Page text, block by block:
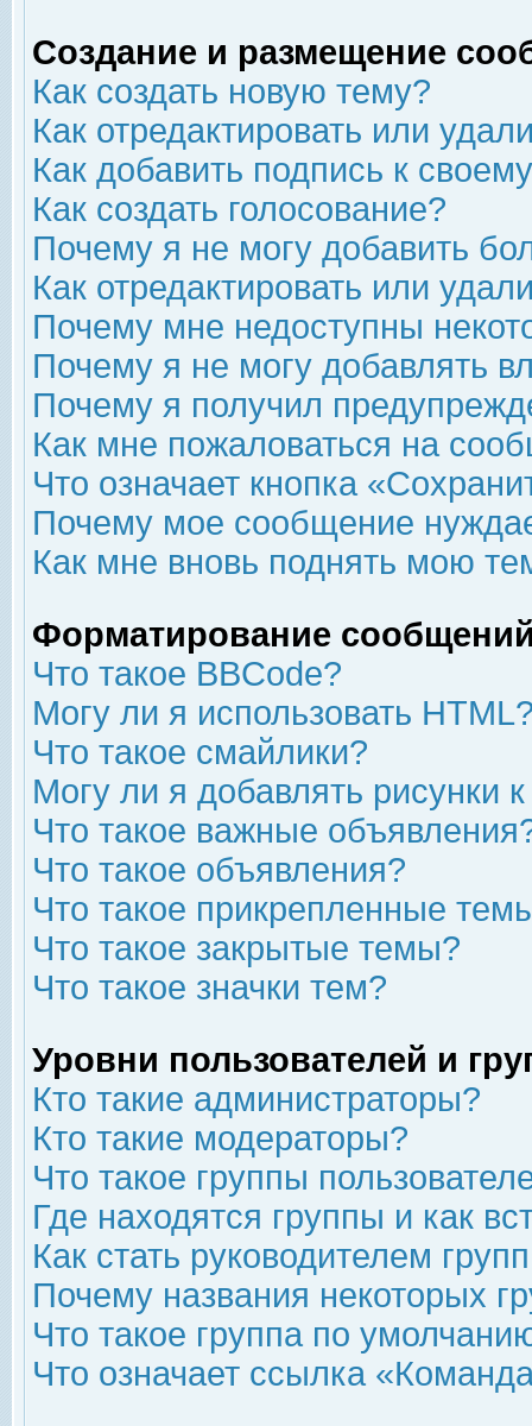
Создание и размещение
Как создать новую тему?
Как отредактировать или
Как добавить подпись к
Как создать голосование?
Почему я не могу добавить
Как отредактировать или
Почему мне недоступны
Почему я не могу добавлять
Почему я получил
Как мне пожаловаться на
Что означает кнопка
Почему мое сообщение
Как мне вновь поднять мою
Форматирование
Что такое BBCode?
Могу ли я использовать
Что такое смайлики?
Могу ли я добавлять рисунки
Что такое важные
Что такое объявления?
Что такое прикрепленные
Что такое закрытые темы?
Что такое значки тем?
Уровни пользователей и
Кто такие администраторы?
Кто такие модераторы?
Что такое группы
Где находятся группы и как
Как стать руководителем
Почему названия некоторых
Что такое группа по
Что означает ссылка